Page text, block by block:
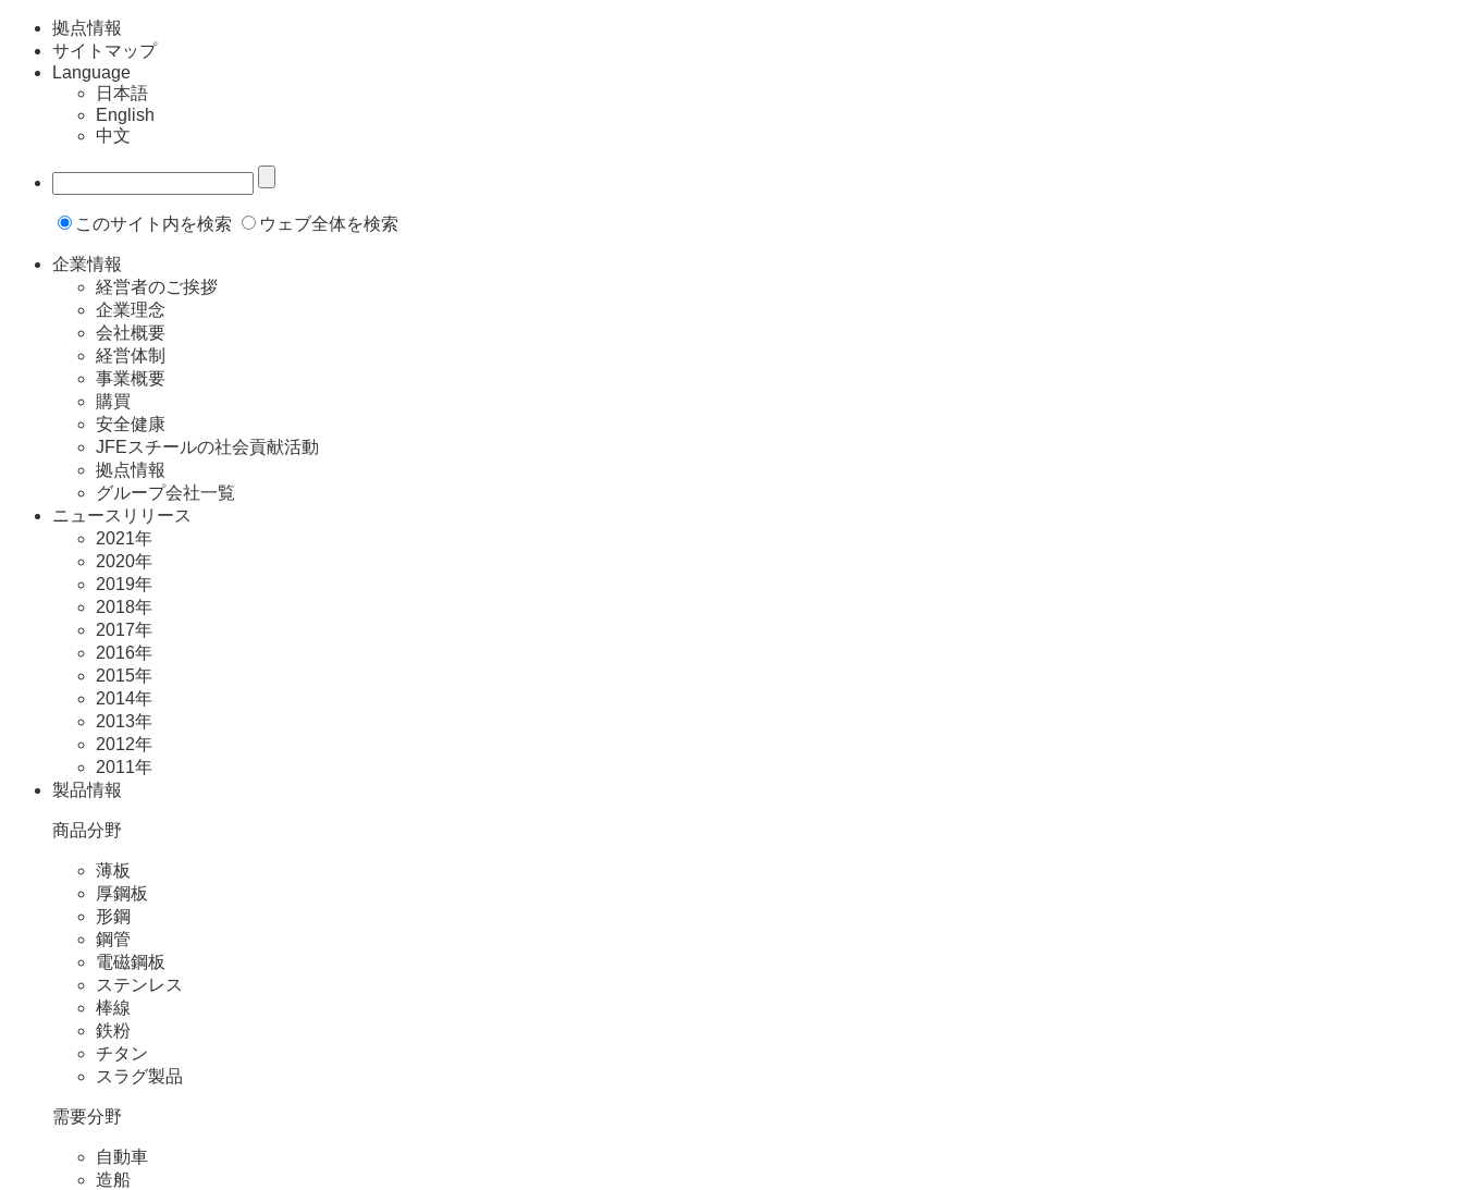
拠点情報
サイトマップ
Language
日本語
English
中文
このサイト内を検索 ウェブ全体を検索
企業情報
経営者のご挨拶
企業理念
会社概要
経営体制
事業概要
購買
安全健康
JFEスチールの社会貢献活動
拠点情報
グループ会社一覧
ニュースリリース
2021年
2020年
2019年
2018年
2017年
2016年
2015年
2014年
2013年
2012年
2011年
製品情報
商品分野
薄板
厚鋼板
形鋼
鋼管
電磁鋼板
ステンレス
棒線
鉄粉
チタン
スラグ製品
需要分野
自動車
造船